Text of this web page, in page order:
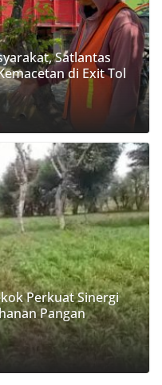
Satlantas
di Exit Tol
Perkuat Sinergi
Pangan